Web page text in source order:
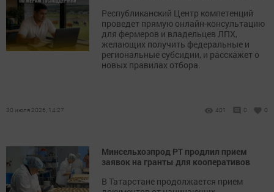
Республиканский Центр компетенций
проведет прямую онлайн-консультацию
для фермеров и владельцев ЛПХ,
желающих получить федеральные и
региональные субсидии, и расскажет о
новых правилах отбора.
30 июля 2026, 14:27 401 0 0
Минсельхозпрод РТ продлил прием
заявок на гранты для кооперативов
В Татарстане продолжается прием